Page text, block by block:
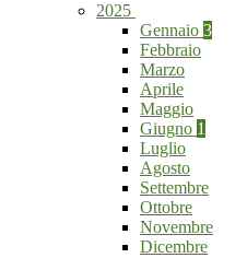
2025
Gennaio 3
Febbraio
Marzo
Aprile
Maggio
Giugno 1
Luglio
Agosto
Settembre
Ottobre
Novembre
Dicembre